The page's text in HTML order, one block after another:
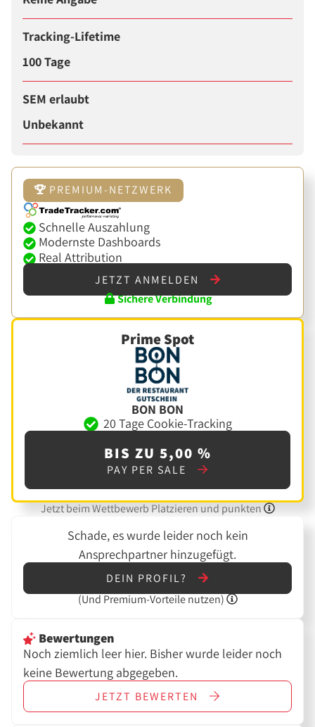
Tracking-Lifetime
100 Tage
SEM erlaubt
Unbekannt
PREMIUM-NETZWERK
Schnelle Auszahlung
Modernste Dashboards
Real Attribution
JETZT ANMELDEN
Sichere Verbindung
Prime Spot
BON BON
20 Tage Cookie-Tracking
BIS ZU 5,00 %
PAY PER SALE
Jetzt beim Wettbewerb Platzieren und punkten
Schade, es wurde leider noch kein
Ansprechpartner hinzugefügt.
DEIN PROFIL?
(Und Premium-Vorteile nutzen)
Bewertungen
Noch ziemlich leer hier. Bisher wurde leider noch
keine Bewertung abgegeben.
JETZT BEWERTEN